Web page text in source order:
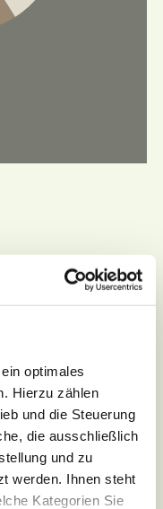
optimales
Hierzu zählen
und die Steuerung
die ausschließlich
und zu
werden. Ihnen steht
Kategorien Sie